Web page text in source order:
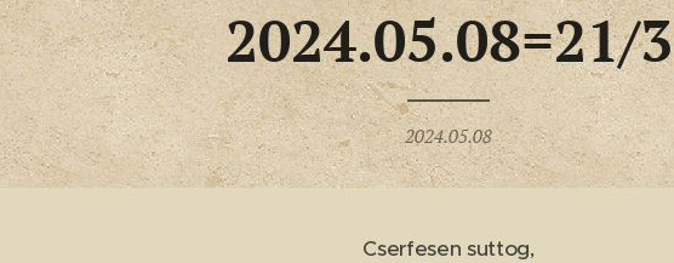
2024.05.08=21/3
2024.05.08
Cserfesen suttog,